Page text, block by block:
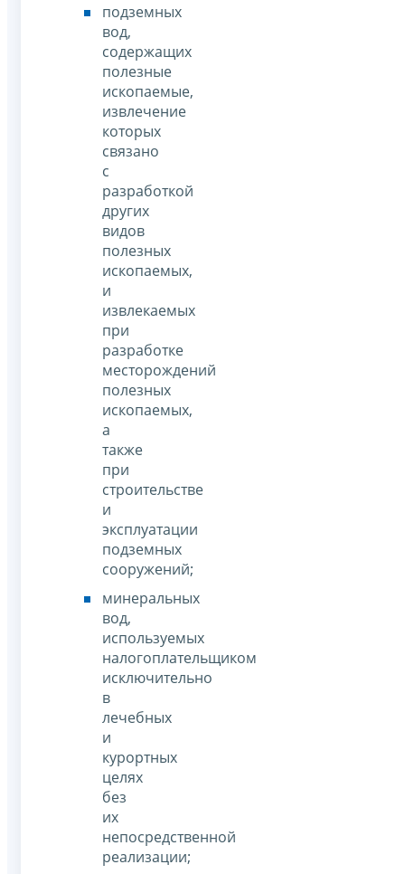
подземных
вод,
содержащих
полезные
ископаемые,
извлечение
которых
связано
с
разработкой
других
видов
полезных
ископаемых,
и
извлекаемых
при
разработке
месторождений
полезных
ископаемых,
а
также
при
строительстве
и
эксплуатации
подземных
сооружений;
минеральных
вод,
используемых
налогоплательщиком
исключительно
в
лечебных
и
курортных
целях
без
их
непосредственной
реализации;